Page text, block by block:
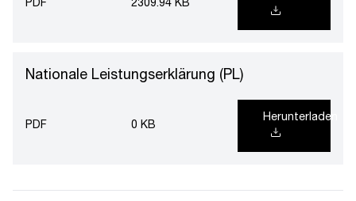
PDF 2309.94 KB
Nationale Leistungserklärung (PL)
PDF 0 KB
Herunterladen